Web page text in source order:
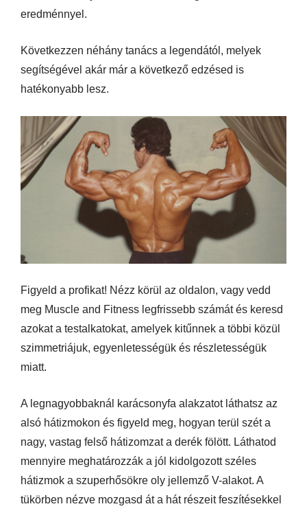
eredménnyel.
Következzen néhány tanács a legendától, melyek
segítségével akár már a következő edzésed is
hatékonyabb lesz.
Figyeld a profikat! Nézz körül az oldalon, vagy vedd
meg Muscle and Fitness legfrissebb számát és keresd
azokat a testalkatokat, amelyek kitűnnek a többi közül
szimmetriájuk, egyenletességük és részletességük
miatt.
A legnagyobbaknál karácsonyfa alakzatot láthatsz az
alsó hátizmokon és figyeld meg, hogyan terül szét a
nagy, vastag felső hátizomzat a derék fölött. Láthatod
mennyire meghatározzák a jól kidolgozott széles
hátizmok a szuperhősökre oly jellemző V-alakot. A
tükörben nézve mozgasd át a hát részeit feszítésekkel